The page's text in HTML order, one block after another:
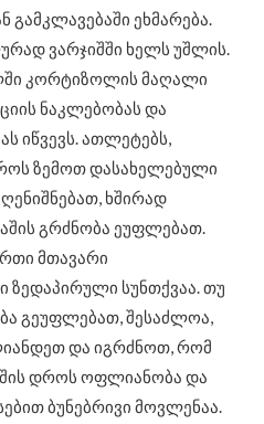
ეხმარება.
ვარჯიშში ხელს უშლის.
კორტიზოლის მაღალი
ნაკლებობას და
იწვევს. ათლეტებს,
ზემოთ დასახელებული
ხშირად
გრძნობა ეუფლებათ.
მთავარი
ზედაპირული სუნთქვაა. თუ
გეუფლებათ, შესაძლოა,
და იგრძნოთ, რომ
დროს ოფლიანობა და
ბუნებრივი მოვლენაა.